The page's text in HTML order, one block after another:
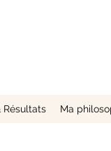
Résultats Ma